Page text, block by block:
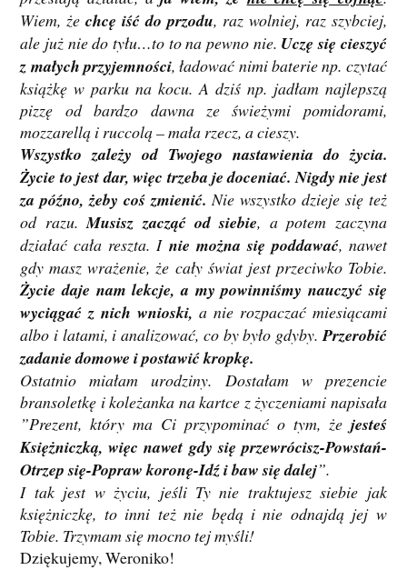
Wiem, żechcę iść do przodu, raz wolniej, raz szybciej,
ale już nie do tyłu…to to na pewno nie. Uczę się cieszyć
z małych przyjemności, ładować nimi baterie np. czytać
książkę w parku na kocu. A dziś np. jadłam najlepszą
pizzę od bardzo dawna ze świeżymi pomidorami,
mozzarellą i ruccolą – mała rzecz, a cieszy.
Wszystko zależy od Twojego nastawienia do życia.
Życie to jest dar, więc trzeba je doceniać. Nigdy nie jest
za późno, żeby coś zmienić.Nie wszystko dzieje się też
od razu.Musisz zacząć od siebie, a potem zaczyna
działać cała reszta. I nie można się poddawać, nawet
gdy masz wrażenie, że cały świat jest przeciwko Tobie.
Życie daje nam lekcje, a my powinniśmy nauczyć się
wyciągać z nich wnioski, a nie rozpaczać miesiącami
albo i latami, i analizować, co by było gdyby.Przerobić
zadanie domowe i postawić kropkę.
Ostatnio miałam urodziny. Dostałam w prezencie
bransoletkę i koleżanka na kartce z życzeniami napisała
”Prezent, który ma Ci przypominać o tym, że jesteś
Księżniczką, więc nawet gdy się przewrócisz-Powstań-
Otrzep się-Popraw koronę-Idź i baw się dalej”.
I tak jest w życiu, jeśli Ty nie traktujesz siebie jak
księżniczkę, to inni też nie będą i nie odnajdą jej w
Tobie. Trzymam się mocno tej myśli!
Dziękujemy, Weroniko!